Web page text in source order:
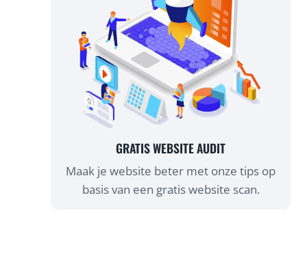
GRATIS WEBSITE AUDIT
Maak je website beter met onze tips op
basis van een gratis website scan.